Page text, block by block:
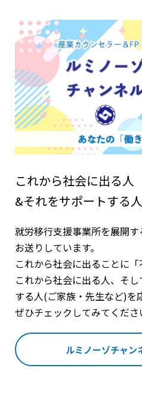
これから社会に出る人
&それをサポートする
就労移行支援事業所を展開
お送りしています。
これから社会に出ることに「
これから社会に出る人、そ
する人(ご家族・先生など)を
ぜひチェックしてみてくださ
ルミノーゾチャン